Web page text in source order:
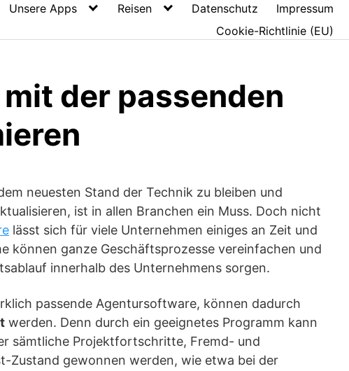
Unsere Apps Reisen Datenschutz
Impressum
Cookie-Richtlinie (EU)
der passenden
neuesten Stand der Technik zu bleiben und
ist in allen Branchen ein Muss. Doch nicht
lässt sich für viele Unternehmen einiges an Zeit und
können ganze Geschäftsprozesse vereinfachen und
innerhalb des Unternehmens sorgen.
passende Agentursoftware, können dadurch
werden. Denn durch ein geeignetes Programm kann
sämtliche Projektfortschritte, Fremd- und
Zustand gewonnen werden, wie etwa bei der